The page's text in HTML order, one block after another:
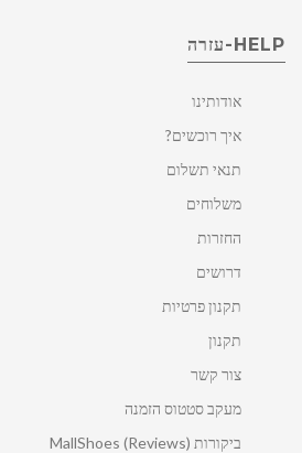
HELP-עזרה
אודותינו
איך רוכשים?
תנאי תשלום
משלוחים
החזרות
דרושים
תקנון פרטיות
תקנון
צור קשר
מעקב סטטוס הזמנה
ביקורות MallShoes (Reviews)